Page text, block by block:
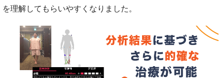
を理解してもらいやすくなりました。